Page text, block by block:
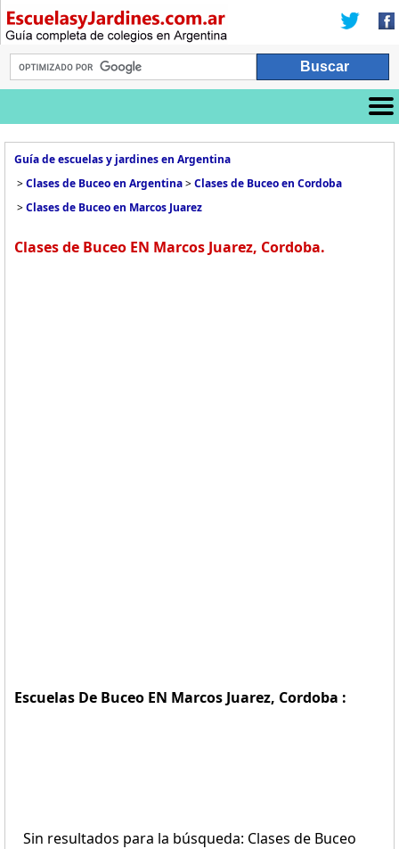
Guía de escuelas y jardines en Argentina
>Clases de Buceo en Argentina>Clases de Buceo en Cordoba
>Clases de Buceo en Marcos Juarez
Clases de Buceo EN Marcos Juarez, Cordoba.
Escuelas De Buceo EN Marcos Juarez, Cordoba :
Sin resultados para la búsqueda: Clases de Buceo